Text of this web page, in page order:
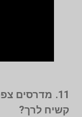
11. מדרסים
קשיח לרך?